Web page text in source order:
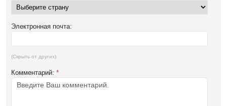
Электронная почта:
(Скрыть от других)
Комментарий: *